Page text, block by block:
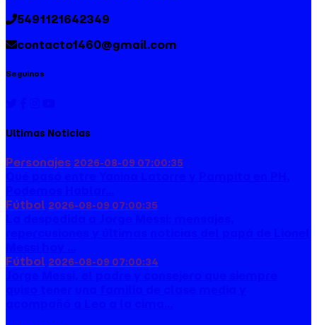
5491121642349
contacto1460@gmail.com
Seguinos
Ultimas Noticias
Personajes 2026-08-09 07:00:35
Fútbol 2026-08-09 07:00:35
Fútbol 2026-08-09 07:00:34